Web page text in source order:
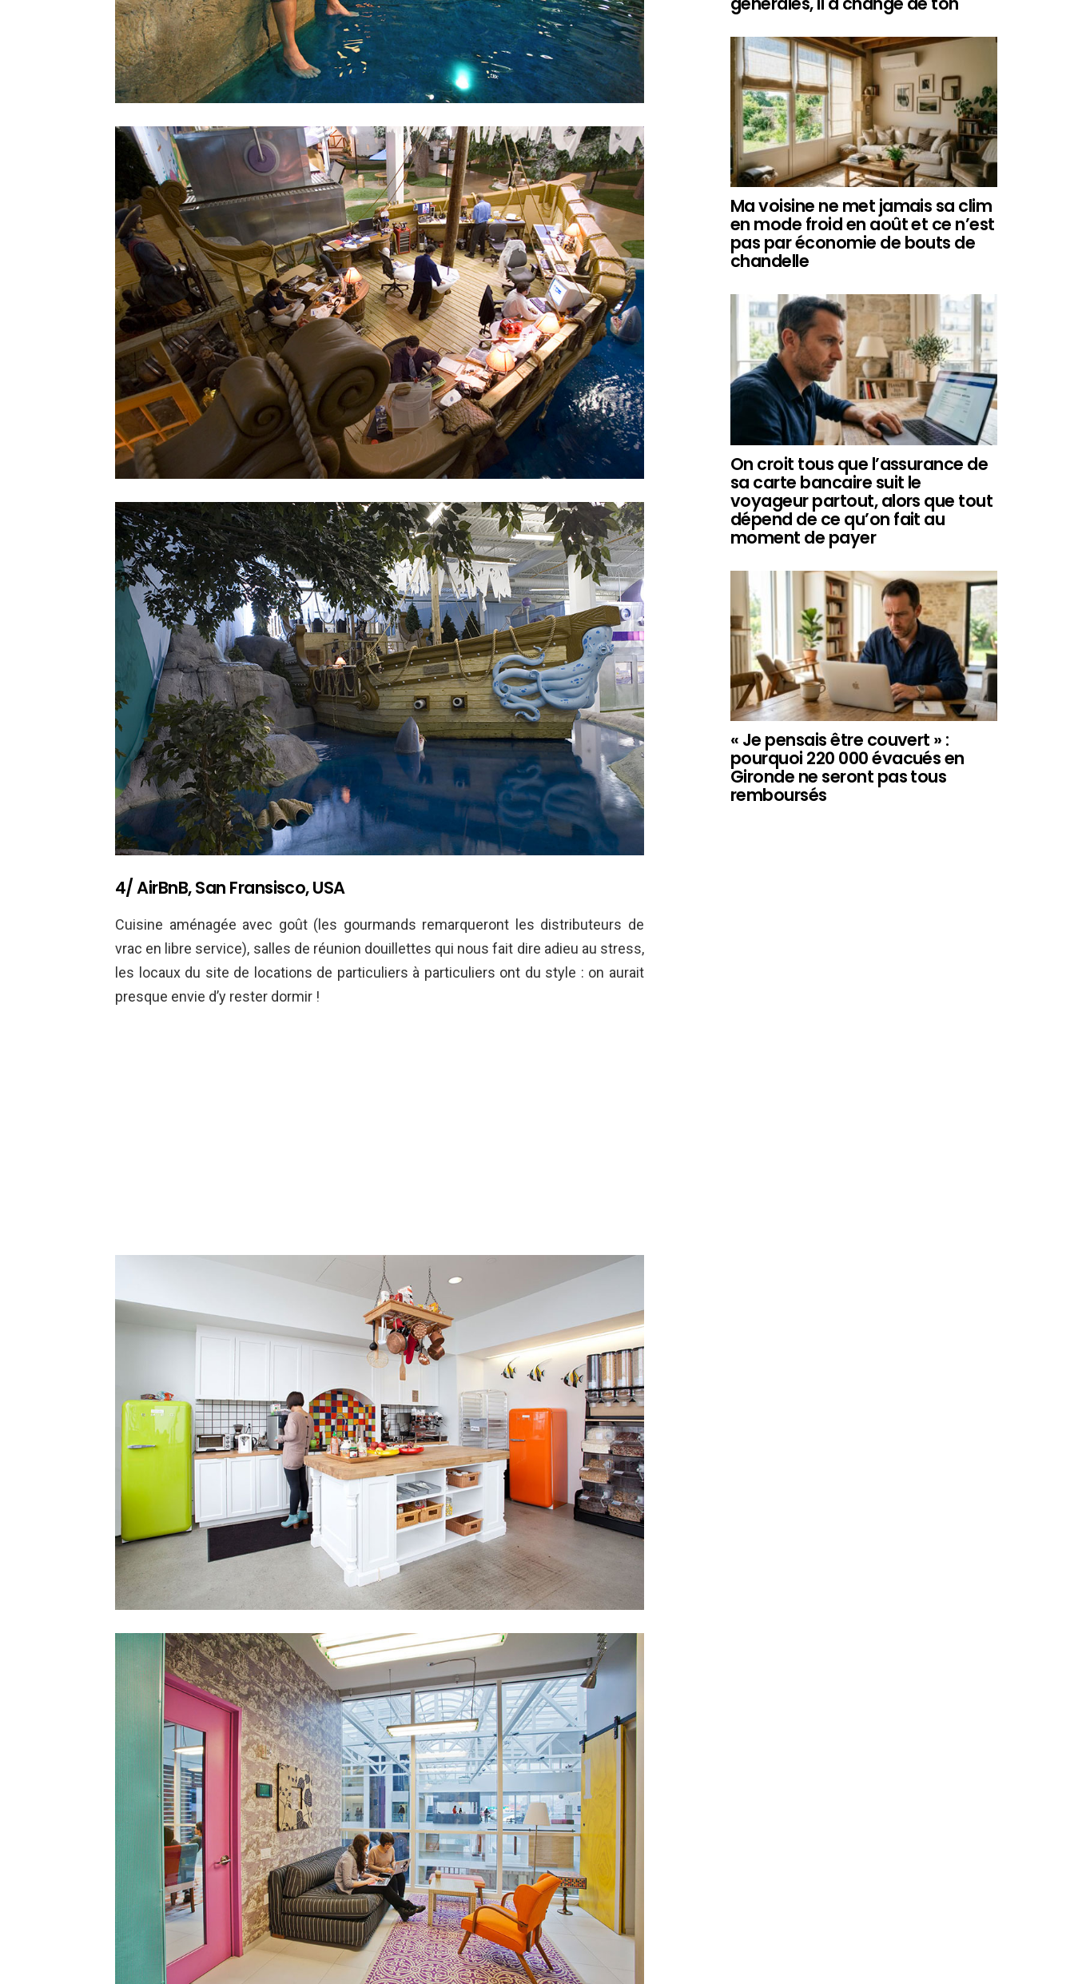
4/ AirBnB, San Fransisco, USA
Cuisine aménagée avec goût (les gourmands remarqueront les distributeurs de
vrac en libre service), salles de réunion douillettes qui nous fait dire adieu au stress,
les locaux du site de locations de particuliers à particuliers ont du style : on aurait
presque envie d’y rester dormir !
Ma voisine ne met jamais sa clim
en mode froid en août et ce n’est
pas par économie de bouts de
chandelle
On croit tous que l’assurance de
sa carte bancaire suit le
voyageur partout, alors que tout
dépend de ce qu’on fait au
moment de payer
« Je pensais être couvert » :
pourquoi 220 000 évacués en
Gironde ne seront pas tous
remboursés